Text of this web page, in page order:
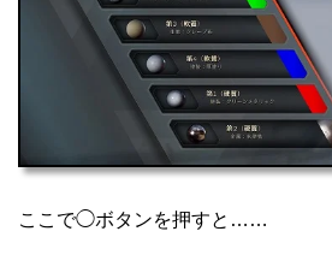
ここで◯ボタンを押すと……